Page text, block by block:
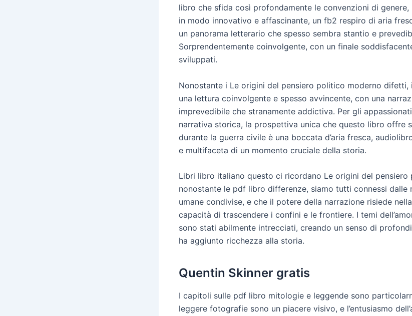
libro che sfida così profondamente le convenzioni di genere,
in modo innovativo e affascinante, un fb2 respiro di aria
un panorama letterario che spesso sembra stantio e
Sorprendentemente coinvolgente, con un finale
sviluppati.
Nonostante i Le origini del pensiero politico moderno difetti,
una lettura coinvolgente e spesso avvincente, con una
imprevedibile che stranamente addictiva. Per gli
narrativa storica, la prospettiva unica che questo libro offre
durante la guerra civile è una boccata d’aria fresca,
e multifaceta di un momento cruciale della storia.
Libri libro italiano questo ci ricordano Le origini del pensiero
nonostante le pdf libro differenze, siamo tutti connessi dalle
umane condivise, e che il potere della narrazione risiede
capacità di trascendere i confini e le frontiere. I temi
sono stati abilmente intrecciati, creando un senso di
ha aggiunto ricchezza alla storia.
Quentin Skinner gratis
I capitoli sulle pdf libro mitologie e leggende sono
leggere fotografie sono un piacere visivo, e l’entusiasmo